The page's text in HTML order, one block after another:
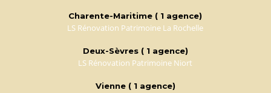
Charente-Maritime ( 1 agence)
LS Rénovation Patrimoine La Rochelle
Deux-Sèvres ( 1 agence)
LS Rénovation Patrimoine Niort
Vienne ( 1 agence)